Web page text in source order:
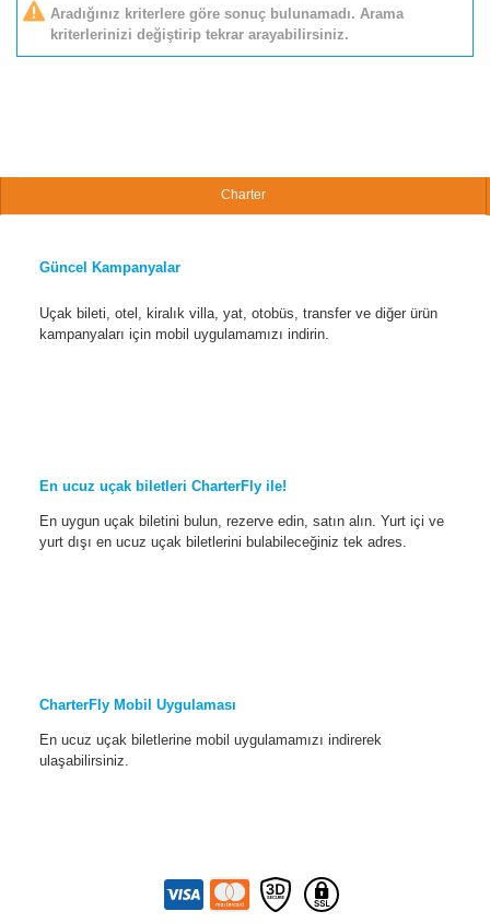
Aradığınız kriterlere göre sonuç bulunamadı. Arama
kriterlerinizi değiştirip tekrar arayabilirsiniz.
Charter
Güncel Kampanyalar
Uçak bileti, otel, kiralık villa, yat, otobüs, transfer ve diğer ürün
kampanyaları için mobil uygulamamızı indirin.
En ucuz uçak biletleri CharterFly ile!
En uygun uçak biletini bulun, rezerve edin, satın alın. Yurt içi ve
yurt dışı en ucuz uçak biletlerini bulabileceğiniz tek adres.
CharterFly Mobil Uygulaması
En ucuz uçak biletlerine mobil uygulamamızı indirerek
ulaşabilirsiniz.